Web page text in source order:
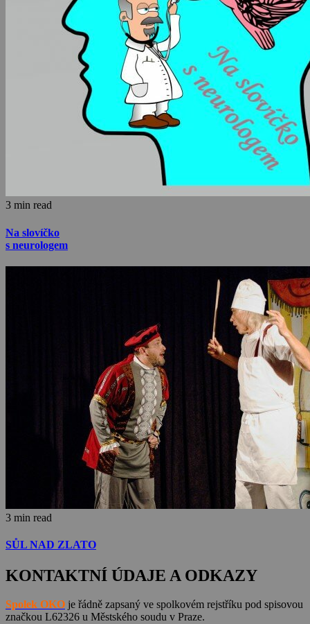
3 min read
Na slovíčko
s neurologem
3 min read
SŮL NAD ZLATO
KONTAKTNÍ ÚDAJE A ODKAZY
Spolek OKO je řádně zapsaný ve spolkovém rejstříku pod spisovou
značkou L62326 u Městského soudu v Praze.